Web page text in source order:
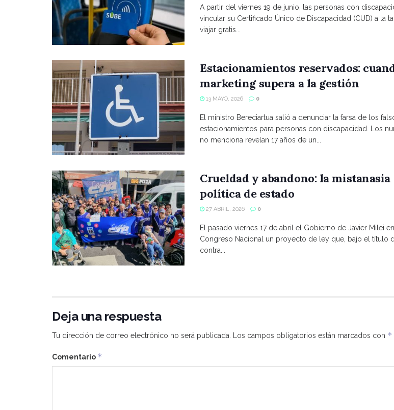
A partir del viernes 19 de junio, las personas con
vincular su Certificado Único de Discapacidad (CUD) a la
viajar gratis...
Estacionamientos reservados:
marketing supera a la gestión
13 MAYO, 2026 0
El ministro Bereciartua salió a denunciar la farsa de los
estacionamientos para personas con discapacidad. Los
no menciona revelan 17 años de un...
Crueldad y abandono: la mistanasia
política de estado
27 ABRIL, 2026 0
El pasado viernes 17 de abril el Gobierno de Javier Milei
Congreso Nacional un proyecto de ley que, bajo el título
contra...
Deja una respuesta
Tu dirección de correo electrónico no será publicada. Los campos obligatorios están marcados con *
Comentario *